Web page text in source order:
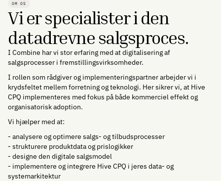
OM OS
Vi er specialister i den
datadrevne salgsproces.
I Combine har vi stor erfaring med at digitalisering af
salgsprocesser i fremstillingsvirksomheder.
I rollen som rådgiver og implementeringspartner arbejder vi i
krydsfeltet mellem forretning og teknologi. Her sikrer vi, at Hive
CPQ implementeres med fokus på både kommerciel effekt og
organisatorisk adoption.
Vi hjælper med at:
- analysere og optimere salgs- og tilbudsprocesser
- strukturere produktdata og prislogikker
- designe den digitale salgsmodel
- implementere og integrere Hive CPQ i jeres data- og
systemarkitektur